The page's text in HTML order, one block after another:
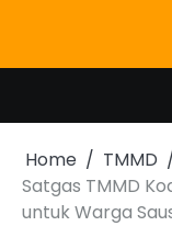
content
Home
TMMD
Satgas TMMD
untuk Warga